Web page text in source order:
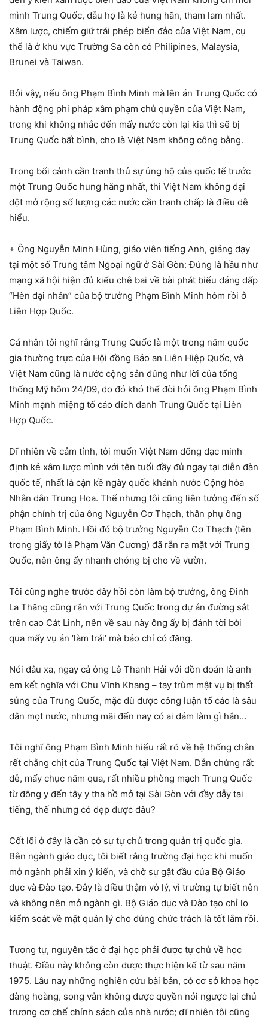
mình Trung Quốc, dẫu họ là kẻ hung hãn, tham lam nhất.
Xâm lược, chiếm giữ trái phép biển đảo của Việt Nam, cụ
thể là ở khu vực Trường Sa còn có Philipines, Malaysia,
Brunei và Taiwan.
Bởi vậy, nếu ông Phạm Bình Minh mà lên án Trung Quốc có
hành động phi pháp xâm phạm chủ quyền của Việt Nam,
trong khi không nhắc đến mấy nước còn lại kia thì sẽ bị
Trung Quốc bất bình, cho là Việt Nam không công bằng.
Trong bối cảnh cần tranh thủ sự ủng hộ của quốc tế trước
một Trung Quốc hung hăng nhất, thì Việt Nam không dại
dột mở rộng số lượng các nước cần tranh chấp là điều dễ
hiểu.
+ Ông Nguyễn Minh Hùng, giáo viên tiếng Anh, giảng dạy
tại một số Trung tâm Ngoại ngữ ở Sài Gòn: Đúng là hầu như
mạng xã hội hiện đủ kiểu chê bai về bài phát biểu dáng dấp
“Hèn đại nhân” của bộ trưởng Phạm Bình Minh hôm rồi ở
Liên Hợp Quốc.
Cá nhân tôi nghĩ rằng Trung Quốc là một trong năm quốc
gia thường trực của Hội đồng Bảo an Liên Hiệp Quốc, và
Việt Nam cũng là nước cộng sản đúng như lời của tổng
thống Mỹ hôm 24/09, do đó khó thể đòi hỏi ông Phạm Bình
Minh mạnh miệng tố cáo đích danh Trung Quốc tại Liên
Hợp Quốc.
Dĩ nhiên về cảm tính, tôi muốn Việt Nam dõng dạc minh
định kẻ xâm lược mình với tên tuổi đầy đủ ngay tại diễn đàn
quốc tế, nhất là cận kề ngày quốc khánh nước Cộng hòa
Nhân dân Trung Hoa. Thế nhưng tôi cũng liên tưởng đến số
phận chính trị của ông Nguyễn Cơ Thạch, thân phụ ông
Phạm Bình Minh. Hồi đó bộ trưởng Nguyễn Cơ Thạch (tên
trong giấy tờ là Phạm Văn Cương) đã rắn ra mặt với Trung
Quốc, nên ông ấy nhanh chóng bị cho về vườn.
Tôi cũng nghe trước đây hồi còn làm bộ trưởng, ông Đinh
La Thăng cũng rắn với Trung Quốc trong dự án đường sắt
trên cao Cát Linh, nên về sau này ông ấy bị đánh tời bời
qua mấy vụ án ‘làm trái’ mà báo chí có đăng.
Nói đâu xa, ngay cả ông Lê Thanh Hải với đồn đoán là anh
em kết nghĩa với Chu Vĩnh Khang – tay trùm mật vụ bị thất
sủng của Trung Quốc, mặc dù được công luận tố cáo là sâu
dân mọt nước, nhưng mãi đến nay có ai dám làm gì hắn…
Tôi nghĩ ông Phạm Bình Minh hiểu rất rõ về hệ thống chân
rết chằng chịt của Trung Quốc tại Việt Nam. Dẫn chứng rất
dễ, mấy chục năm qua, rất nhiều phòng mạch Trung Quốc
từ đông y đến tây y tha hồ mở tại Sài Gòn với đầy dẫy tai
tiếng, thế nhưng có dẹp được đâu?
Cốt lõi ở đây là cần có sự tự chủ trong quản trị quốc gia.
Bên ngành giáo dục, tôi biết rằng trường đại học khi muốn
mở ngành phải xin ý kiến, và chờ sự gật đầu của Bộ Giáo
dục và Đào tạo. Đây là điều thậm vô lý, vì trường tự biết nên
và không nên mở ngành gì. Bộ Giáo dục và Đào tạo chỉ lo
kiểm soát về mặt quản lý cho đúng chức trách là tốt lắm rồi.
Tương tự, nguyên tắc ở đại học phải được tự chủ về học
thuật. Điều này không còn được thực hiện kể từ sau năm
1975. Lâu nay những nghiên cứu bài bản, có cơ sở khoa học
đàng hoàng, song vẫn không được quyền nói ngược lại chủ
trương cơ chế chính sách của nhà nước; dĩ nhiên tôi cũng